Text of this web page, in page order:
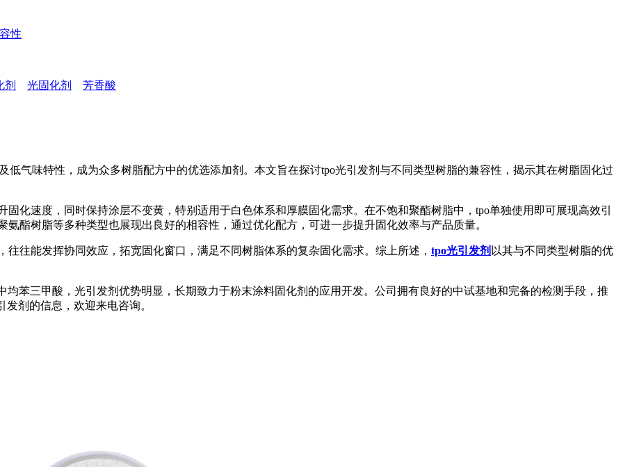
性
剂 光固化剂 芳香酸
低气味特性，成为众多树脂配方中的优选添加剂。本文旨在探讨tpo光引发剂与不同类型树脂的兼容性，揭示其在树脂固化过
速度，同时保持涂层不变黄，特别适用于白色体系和厚膜固化需求。在不饱和聚酯树脂中，tpo单独使用即可展现高效引
酯树脂等多种类型也展现出良好的相容性，通过优化配方，可进一步提升固化效率与产品质量。
能发挥协同效应，拓宽固化窗口，满足不同树脂体系的复杂固化需求。综上所述， tpo光引发剂 以其与不同类型树脂的优
三甲酸，光引发剂优势明显，长期致力于粉末涂料固化剂的应用开发。公司拥有良好的中试基地和完备的检测手段，推
发剂的信息，欢迎来电咨询。